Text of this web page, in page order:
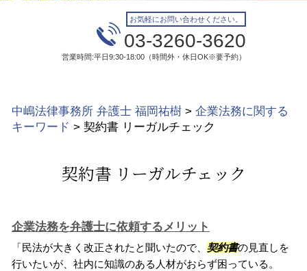
お気軽にお問い合わせください。
03-3260-3620
営業時間:平日9:30-18:00（時間外・休日OK※要予約）
中嶋法律事務所 弁護士 福岡祐樹 > 企業法務に関する
キーワード > 契約書 リーガルチェック
契約書 リーガルチェック
企業法務を弁護士に依頼するメリット
「民法が大きく改正されたと聞いたので、 契約書の見直しを
行いたいが、社内に知識のある人材がおらず困っている。